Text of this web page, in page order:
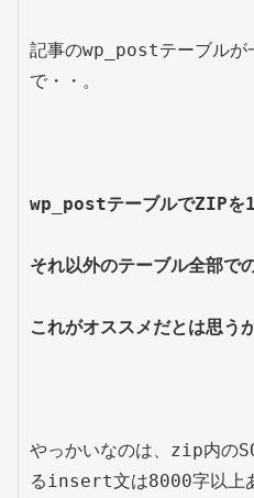
記事のwp_postテーブルが
で・・。
wp_postテーブルでZIPを1
それ以外のテーブル全部で
これがオススメだとは思うが
やっかいなのは、zip内の
るinsert文は8000字以上あ